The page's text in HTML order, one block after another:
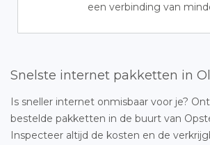
een verbinding van
Snelste internet pakketten in
Is sneller internet onmisbaar voor je?
bestelde pakketten in de buurt van
Inspecteer altijd de kosten en de